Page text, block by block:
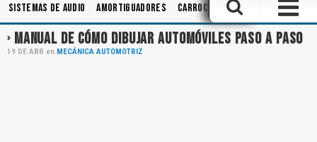
Sistemas de Audio Amortiguadores Carrocerias
MANUAL DE CÓMO DIBUJAR AUTOMÓVILES PASO A PASO
19 DE ABR en MECÁNICA AUTOMOTRIZ